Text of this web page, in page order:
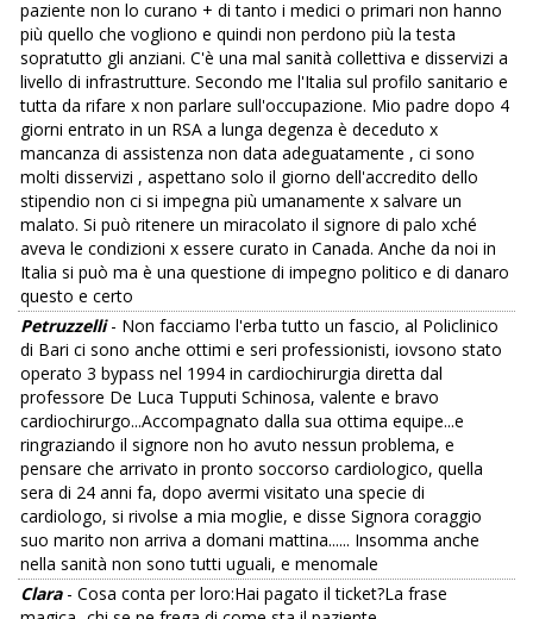
paziente non lo curano + di tanto i medici o primari non hanno
più quello che vogliono e quindi non perdono più la testa
sopratutto gli anziani. C'è una mal sanità collettiva e disservizi a
livello di infrastrutture. Secondo me l'Italia sul profilo sanitario e
tutta da rifare x non parlare sull'occupazione. Mio padre dopo 4
giorni entrato in un RSA a lunga degenza è deceduto x
mancanza di assistenza non data adeguatamente , ci sono
molti disservizi , aspettano solo il giorno dell'accredito dello
stipendio non ci si impegna più umanamente x salvare un
malato. Si può ritenere un miracolato il signore di palo xché
aveva le condizioni x essere curato in Canada. Anche da noi in
Italia si può ma è una questione di impegno politico e di danaro
questo e certo
Petruzzelli- Non facciamo l'erba tutto un fascio, al Policlinico
di Bari ci sono anche ottimi e seri professionisti, iovsono stato
operato 3 bypass nel 1994 in cardiochirurgia diretta dal
professore De Luca Tupputi Schinosa, valente e bravo
cardiochirurgo...Accompagnato dalla sua ottima equipe...e
ringraziando il signore non ho avuto nessun problema, e
pensare che arrivato in pronto soccorso cardiologico, quella
sera di 24 anni fa, dopo avermi visitato una specie di
cardiologo, si rivolse a mia moglie, e disse Signora coraggio
suo marito non arriva a domani mattina...... Insomma anche
nella sanità non sono tutti uguali, e menomale
Clara - Cosa conta per loro:Hai pagato il ticket?La frase